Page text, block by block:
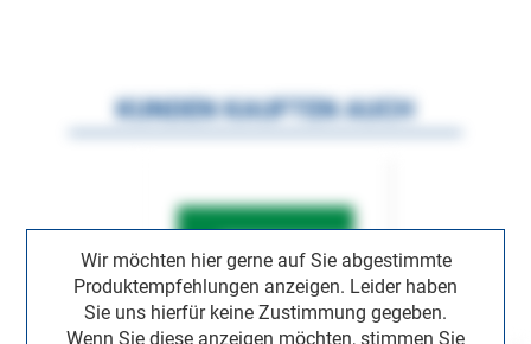
Wir möchten hier gerne auf Sie abgestimmte
Produktempfehlungen anzeigen. Leider haben
Sie uns hierfür keine Zustimmung gegeben.
Wenn Sie diese anzeigen möchten, stimmen Sie
KUNDEN KAUFTEN AUCH